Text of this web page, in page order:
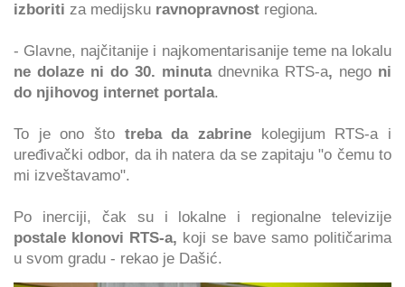
izboriti za medijsku ravnopravnost regiona.
- Glavne, najčitanije i najkomentarisanije teme na lokalu
ne dolaze ni do 30. minuta dnevnika RTS-a, nego ni
do njihovog internet portala.
To je ono što treba da zabrine kolegijum RTS-a i
uređivački odbor, da ih natera da se zapitaju "o čemu to
mi izveštavamo".
Po inerciji, čak su i lokalne i regionalne televizije
postale klonovi RTS-a, koji se bave samo političarima
u svom gradu - rekao je Dašić.